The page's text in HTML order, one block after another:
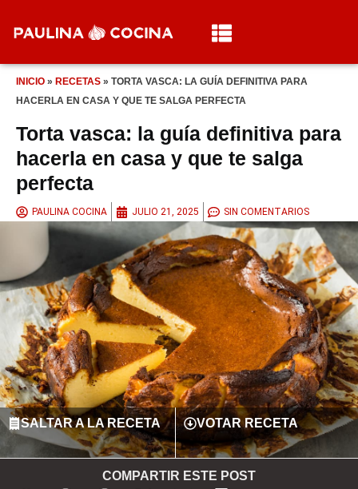
INICIO » RECETAS » TORTA VASCA: LA GUÍA DEFINITIVA PARA
HACERLA EN CASA Y QUE TE SALGA PERFECTA
Torta vasca: la guía definitiva para
hacerla en casa y que te salga
perfecta
PAULINA COCINA JULIO 21, 2025 SIN COMENTARIOS
SALTAR A LA RECETA VOTAR RECETA
COMPARTIR ESTE POST